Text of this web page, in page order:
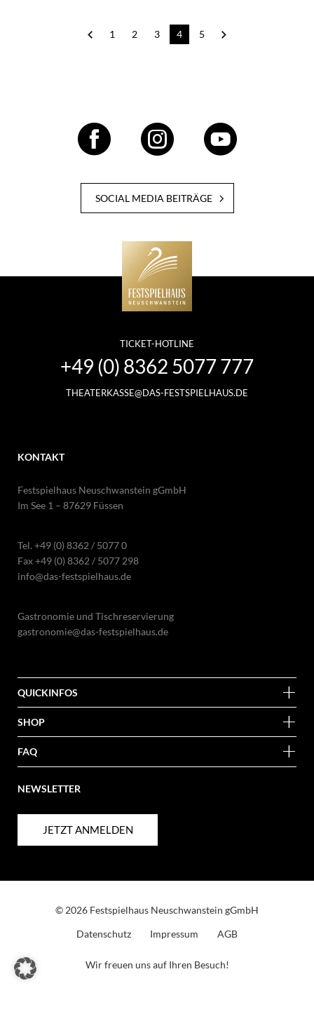
1 2 3 4 5
SOCIAL MEDIA BEITRÄGE
TICKET-HOTLINE
+49 (0) 8362 5077 777
THEATERKASSE@DAS-FESTSPIELHAUS.DE
KONTAKT
Festspielhaus Neuschwanstein gGmbH
Im See 1 – 87629 Füssen
Tel.+49 (0) 8362 / 5077 0
Fax +49 (0) 8362 / 5077 298
info@das-festspielhaus.de
Gastronomie und Tischreservierung
gastronomie@das-festspielhaus.de
QUICKINFOS
SHOP
FAQ
NEWSLETTER
JETZT ANMELDEN
© 2026 Festspielhaus Neuschwanstein gGmbH
Datenschutz
Impressum AGB
Wir freuen uns auf Ihren Besuch!